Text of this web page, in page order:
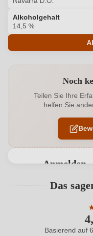
Alkoholgehalt
14,5 %
Alkoholgehalt in %
Allergene
Ausbau
Flaschenverschluss
Geschmack
Noch
Teilen Sie Ihre
helfen Sie
Anmelden
Benutzern
Neuer
Das
Basierend auf